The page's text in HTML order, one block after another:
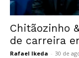
Chitãozinho
de carreira
Rafael Ikeda - 30 de